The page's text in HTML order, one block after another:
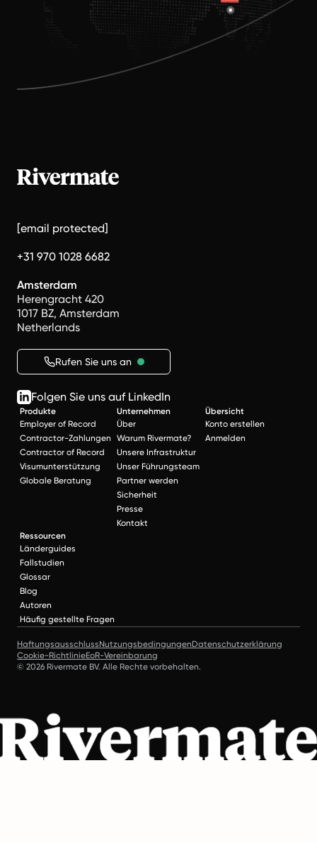
[email protected]
+31 970 1028 6682
Amsterdam
Herengracht 420
1017 BZ, Amsterdam
Netherlands
Rufen Sie uns an
Folgen Sie uns auf LinkedIn
Produkte
Employer of Record
Contractor-Zahlungen
Contractor of Record
Visumunterstützung
Globale Beratung
Unternehmen
Über
Warum Rivermate?
Unsere Infrastruktur
Unser Führungsteam
Partner werden
Sicherheit
Presse
Kontakt
Übersicht
Konto erstellen
Anmelden
Ressourcen
Länderguides
Fallstudien
Glossar
Blog
Autoren
Häufig gestellte Fragen
HaftungsausschlussNutzungsbedingungenDatenschutzerklärung
Cookie-RichtlinieEoR-Vereinbarung
© 2026 Rivermate BV. Alle Rechte vorbehalten.